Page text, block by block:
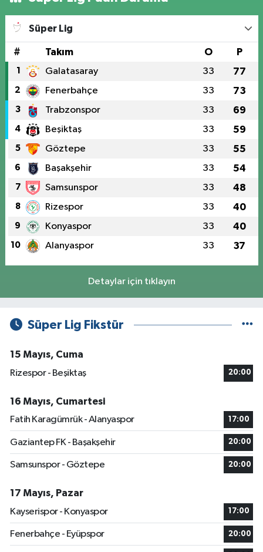
Süper Lig
# Takım O P
1 Galatasaray 33 77
2 Fenerbahçe 33 73
3 Trabzonspor 33 69
4 Beşiktaş 33 59
5 Göztepe 33 55
6 Başakşehir 33 54
7 Samsunspor 33 48
8 Rizespor 33 40
9 Konyaspor 33 40
10 Alanyaspor 33 37
Detaylar için tıklayın
Süper Lig Fikstür
15 Mayıs, Cuma
Rizespor - Beşiktaş
20:00
16 Mayıs, Cumartesi
Fatih Karagümrük - Alanyaspor
17:00
Gaziantep FK - Başakşehir 20:00
Samsunspor - Göztepe 20:00
17 Mayıs, Pazar
Kayserispor - Konyaspor
17:00
Fenerbahçe - Eyüpspor 20:00